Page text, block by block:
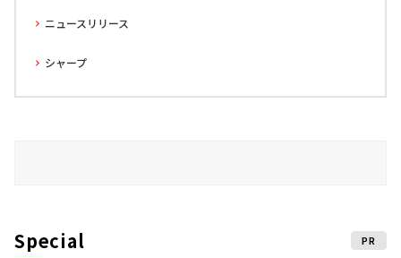
ニュースリリース
シャープ
Special PR